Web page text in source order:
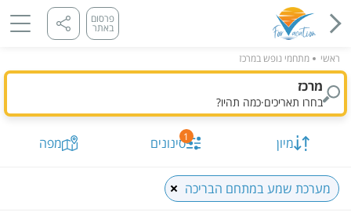
פרסום
באתר
ראשי מתחמי נופש במרכז
מרכז
בחרו תאריכים·כמה תהיו?
מיון 1סינונים מפה
מערכת שמע במתחם הבריכה